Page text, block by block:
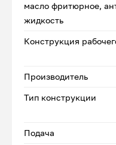
масло фритюрное,
жидкость
Конструкция
Производитель
Тип конструкции
Подача